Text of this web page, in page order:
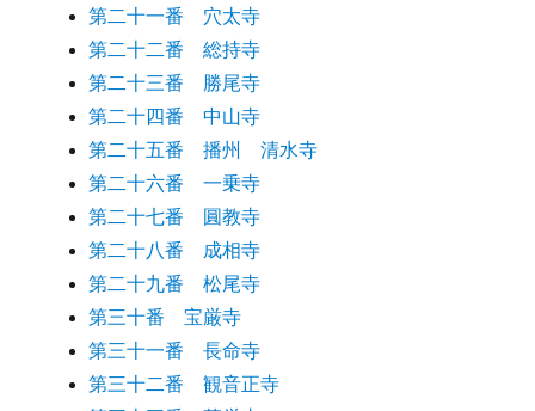
第二十一番 穴太寺
第二十二番 総持寺
第二十三番 勝尾寺
第二十四番 中山寺
第二十五番 播州 清水寺
第二十六番 一乗寺
第二十七番 圓教寺
第二十八番 成相寺
第二十九番 松尾寺
第三十番 宝厳寺
第三十一番 長命寺
第三十二番 観音正寺